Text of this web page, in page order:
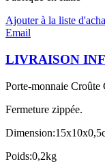
Ajouter à la liste
Email
LIVRAISON
Porte-monnaie
Fermeture zippée.
Poids:0,2kg